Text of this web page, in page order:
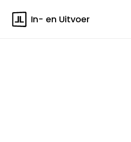
In- en Uitvoer